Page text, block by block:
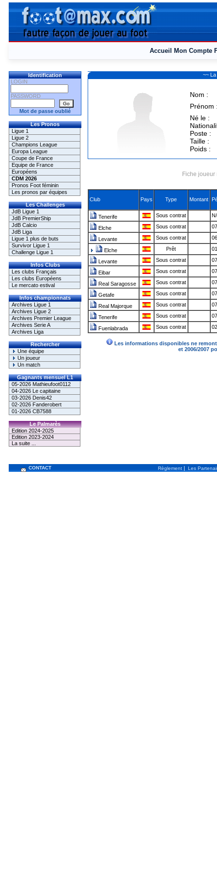
Accueil Mon Compte
Identification
LOGIN
PASSWORD
Mot de passe oublié
Les Pronos
Ligue 1
Ligue 2
Champions League
Europa League
Coupe de France
Equipe de France
Européens
CDM 2026
Pronos Foot féminin
Les pronos par équipes
Les Challenges
JdB Ligue 1
JdB PremierShip
JdB Calcio
JdB Liga
Ligue 1 plus de buts
Survivor Ligue 1
Challenge Ligue 1
Infos Clubs
Les clubs Français
Les clubs Européens
Le mercato estival
Infos championnats
Archives Ligue 1
Archives Ligue 2
Archives Premier League
Archives Serie A
Archives Liga
Rechercher
Une équipe
Un joueur
Un match
Gagnants mensuel L1
05-2026 Mathieufoot0112
04-2026 Le capitaine
03-2026 Denis42
02-2026 Fanderobert
01-2026 CB7588
Le Palmarès
Edition 2024-2025
Edition 2023-2024
La suite ...
~~
Nom :
Prénom
Né le :
Poste :
Taille :
Poids :
Fiche
Club Pays Type Montant
Tenerife Sous contrat
Elche Sous contrat
Levante Sous contrat
Elche Prêt
Levante Sous contrat
Eibar Sous contrat
Real Saragosse Sous contrat
Getafe Sous contrat
Real Majorque Sous contrat
Tenerife Sous contrat
Fuenlabrada Sous contrat
Les informations disponibles ne
et 2006/2007
CONTACT Règlement | Les